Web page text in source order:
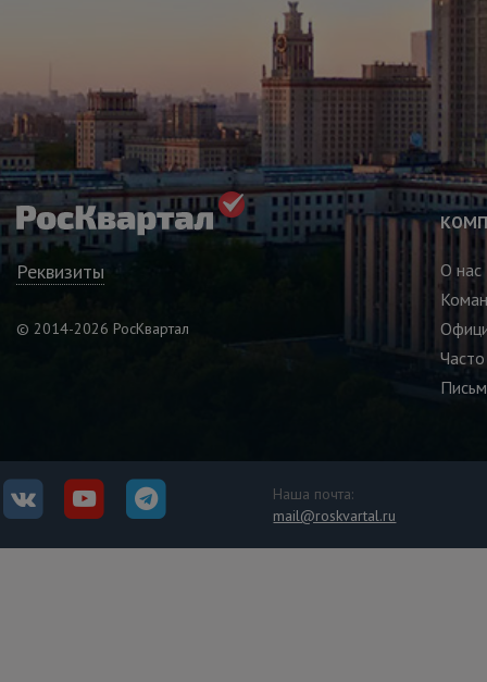
Реквизиты
© 2014-2026 РосКвартал
О нас
Наша почта:
mail@roskvartal.ru